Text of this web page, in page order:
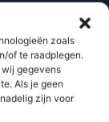
zoals
of te raadplegen.
gegevens
Als je geen
zijn voor